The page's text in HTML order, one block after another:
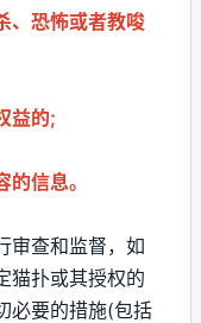
、恐怖或者教唆
益的;
信息。
审查和监督，如
猫扑或其授权的
必要的措施(包括